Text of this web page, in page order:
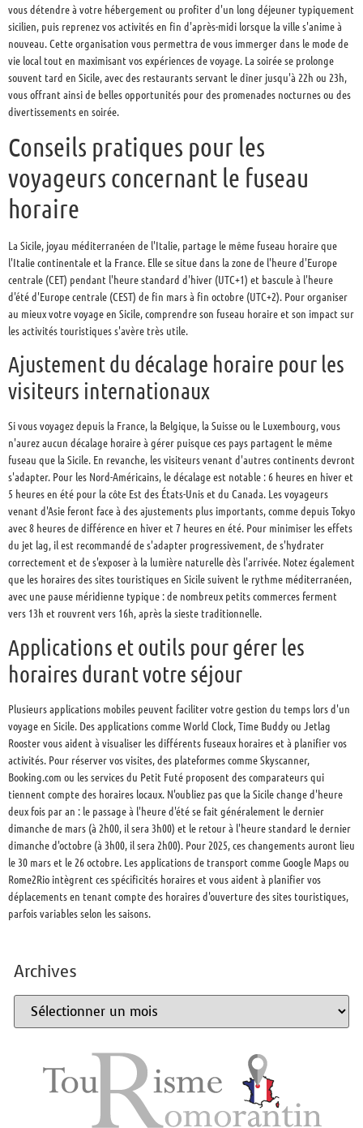
vous détendre à votre hébergement ou profiter d'un long déjeuner typiquement
sicilien, puis reprenez vos activités en fin d'après-midi lorsque la ville s'anime à
nouveau. Cette organisation vous permettra de vous immerger dans le mode de
vie local tout en maximisant vos expériences de voyage. La soirée se prolonge
souvent tard en Sicile, avec des restaurants servant le dîner jusqu'à 22h ou 23h,
vous offrant ainsi de belles opportunités pour des promenades nocturnes ou des
divertissements en soirée.
Conseils pratiques pour les
voyageurs concernant le fuseau
horaire
La Sicile, joyau méditerranéen de l'Italie, partage le même fuseau horaire que
l'Italie continentale et la France. Elle se situe dans la zone de l'heure d'Europe
centrale (CET) pendant l'heure standard d'hiver (UTC+1) et bascule à l'heure
d'été d'Europe centrale (CEST) de fin mars à fin octobre (UTC+2). Pour organiser
au mieux votre voyage en Sicile, comprendre son fuseau horaire et son impact sur
les activités touristiques s'avère très utile.
Ajustement du décalage horaire pour les
visiteurs internationaux
Si vous voyagez depuis la France, la Belgique, la Suisse ou le Luxembourg, vous
n'aurez aucun décalage horaire à gérer puisque ces pays partagent le même
fuseau que la Sicile. En revanche, les visiteurs venant d'autres continents devront
s'adapter. Pour les Nord-Américains, le décalage est notable : 6 heures en hiver et
5 heures en été pour la côte Est des États-Unis et du Canada. Les voyageurs
venant d'Asie feront face à des ajustements plus importants, comme depuis Tokyo
avec 8 heures de différence en hiver et 7 heures en été. Pour minimiser les effets
du jet lag, il est recommandé de s'adapter progressivement, de s'hydrater
correctement et de s'exposer à la lumière naturelle dès l'arrivée. Notez également
que les horaires des sites touristiques en Sicile suivent le rythme méditerranéen,
avec une pause méridienne typique : de nombreux petits commerces ferment
vers 13h et rouvrent vers 16h, après la sieste traditionnelle.
Applications et outils pour gérer les
horaires durant votre séjour
Plusieurs applications mobiles peuvent faciliter votre gestion du temps lors d'un
voyage en Sicile. Des applications comme World Clock, Time Buddy ou Jetlag
Rooster vous aident à visualiser les différents fuseaux horaires et à planifier vos
activités. Pour réserver vos visites, des plateformes comme Skyscanner,
Booking.com ou les services du Petit Futé proposent des comparateurs qui
tiennent compte des horaires locaux. N'oubliez pas que la Sicile change d'heure
deux fois par an : le passage à l'heure d'été se fait généralement le dernier
dimanche de mars (à 2h00, il sera 3h00) et le retour à l'heure standard le dernier
dimanche d'octobre (à 3h00, il sera 2h00). Pour 2025, ces changements auront lieu
le 30 mars et le 26 octobre. Les applications de transport comme Google Maps ou
Rome2Rio intègrent ces spécificités horaires et vous aident à planifier vos
déplacements en tenant compte des horaires d'ouverture des sites touristiques,
parfois variables selon les saisons.
Archives